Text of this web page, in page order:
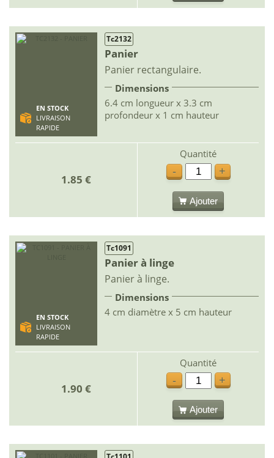
EN STOCK
LIVRAISON
RAPIDE
Tc2132
Panier
Panier rectangulaire.
Dimensions
6.4 cm longueur x 3.3 cm
profondeur x 1 cm hauteur
1.85 €
Quantité
-
+
Ajouter
EN STOCK
LIVRAISON
RAPIDE
Tc1091
Panier à linge
Panier à linge.
Dimensions
4 cm diamètre x 5 cm hauteur
1.90 €
Quantité
-
+
Ajouter